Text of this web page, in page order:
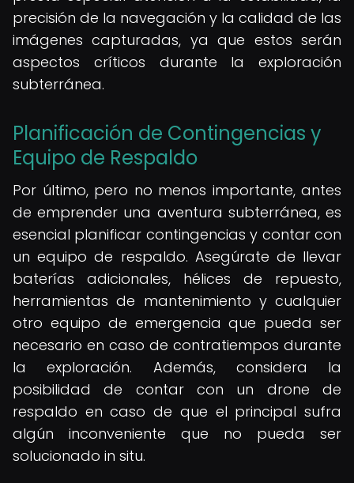
precisión de la navegación y la calidad de las
imágenes capturadas, ya que estos serán
aspectos críticos durante la exploración
subterránea.
Planificación de Contingencias y
Equipo de Respaldo
Por último, pero no menos importante, antes
de emprender una aventura subterránea, es
esencial planificar contingencias y contar con
un equipo de respaldo. Asegúrate de llevar
baterías adicionales, hélices de repuesto,
herramientas de mantenimiento y cualquier
otro equipo de emergencia que pueda ser
necesario en caso de contratiempos durante
la exploración. Además, considera la
posibilidad de contar con un drone de
respaldo en caso de que el principal sufra
algún inconveniente que no pueda ser
solucionado in situ.